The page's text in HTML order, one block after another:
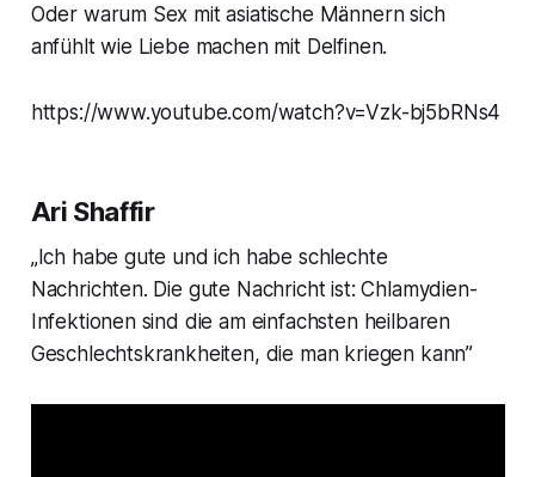
Oder warum Sex mit asiatische Männern sich
anfühlt wie Liebe machen mit Delfinen.
https://www.youtube.com/watch?v=Vzk-bj5bRNs4
Ari Shaffir
„Ich habe gute und ich habe schlechte
Nachrichten. Die gute Nachricht ist: Chlamydien-
Infektionen sind die am einfachsten heilbaren
Geschlechtskrankheiten, die man kriegen kann”